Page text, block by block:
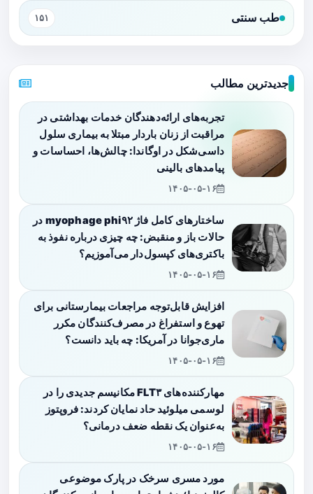
طب سنتی ۱۵۱
جدیدترین مطالب
تجربه‌های ارائه‌دهندگان خدمات بهداشتی در
مراقبت از زنان باردار مبتلا به بیماری سلول
داسی‌شکل در اوگاندا: چالش‌ها، احساسات و
پیامدهای بالینی
۱۴۰۵-۰۵-۱۶
ساختارهای کامل فاژ myophage phi۹۲ در
حالات باز و منقبض: چه چیزی درباره نفوذ به
باکتری‌های کپسول‌دار می‌آموزیم؟
۱۴۰۵-۰۵-۱۶
افزایش قابل‌توجه مراجعات بیمارستانی برای
تهوع و استفراغ در مصرف‌کنندگان مکرر
ماری‌جوانا در آمریکا: چه باید دانست؟
۱۴۰۵-۰۵-۱۶
مهارکننده‌های FLT۳ مکانیسم جدیدی را در
لوسمی میلوئید حاد نمایان کردند: فروپتوز
به‌عنوان یک نقطه ضعف درمانی؟
۱۴۰۵-۰۵-۱۶
مورد مسری سرخک در پارک موضوعی